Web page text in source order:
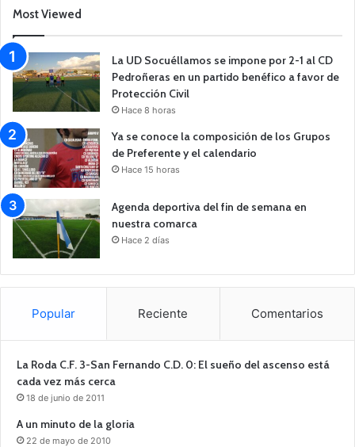
Most Viewed
La UD Socuéllamos se impone por 2-1 al CD
Pedroñeras en un partido benéfico a favor de
Protección Civil
Hace 8 horas
Ya se conoce la composición de los Grupos
de Preferente y el calendario
Hace 15 horas
Agenda deportiva del fin de semana en
nuestra comarca
Hace 2 días
Popular Reciente Comentarios
La Roda C.F. 3-San Fernando C.D. 0: El sueño del ascenso está
cada vez más cerca
18 de junio de 2011
A un minuto de la gloria
22 de mayo de 2010